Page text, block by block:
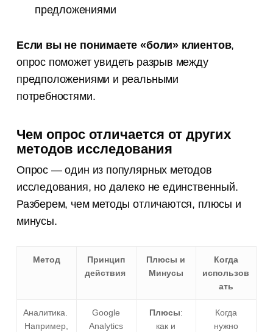
предложениями
Если вы не понимаете «боли» клиентов,
опрос поможет увидеть разрыв между
предположениями и реальными
потребностями.
Чем опрос отличается от других
методов исследования
Опрос — один из популярных методов
исследования, но далеко не единственный.
Разберем, чем методы отличаются, плюсы и
минусы.
Метод
Принцип
действия
Плюсы и
Минусы
Когда
использов
ать
Аналитика.
Например,
Google
Analytics
Плюсы:
как и
Когда
нужно